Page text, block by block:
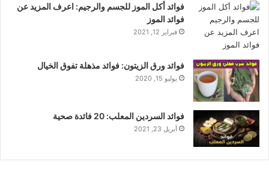
فوائد أكل الموز للجسم والرجيم: اعرف المزيد عن
فوائد الموز
فبراير 12, 2021
فوائد ورق الزيتون: فوائد مذهلة تفوق الخيال
يوليو 15, 2020
فوائد السردين المعلب: 20 فائدة صحية
أبريل 23, 2021